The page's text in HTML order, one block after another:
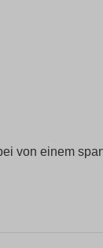
von einem